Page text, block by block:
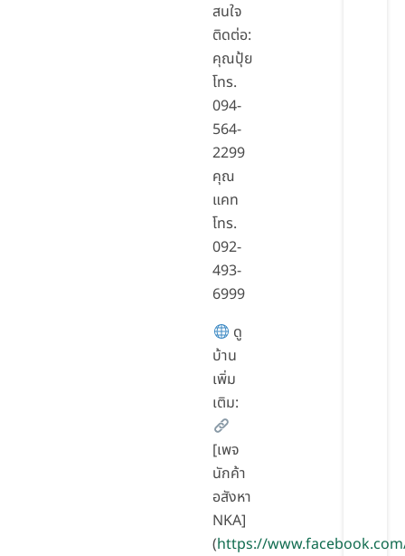
สนใจ
ติดต่อ:
คุณปุ้ย
โทร.
094-
564-
2299
คุณ
แคท
โทร.
092-
493-
6999
ดู
บ้าน
เพิ่ม
เติม:
[เพจ
นักค้า
อสังหา
NKA]
(https://